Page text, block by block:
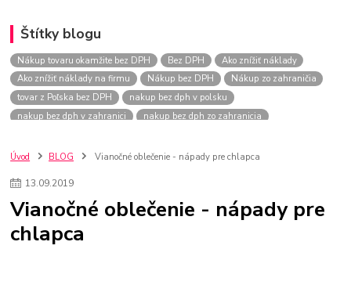
Štítky blogu
Nákup tovaru okamžite bez DPH Bez DPH
Ako znížiť náklady
Ako znížiť náklady na firmu
Nákup bez DPH
Nákup zo zahraničia
tovar z Poľska bez DPH
nakup bez dph v polsku
nakup bez dph v zahranici
nakup bez dph zo zahranicia
szco nakup bez dph
Smart hodinky pre deti
Plyšový macovia
Lego Star Wars
Darčeky na Vianoce 2019
Vianočný darček pre dievča do 20€
Hry pre deti
Úvod BLOG Vianočné oblečenie - nápady pre chlapca
13.09.2019
Vianočné oblečenie - nápady pre
chlapca